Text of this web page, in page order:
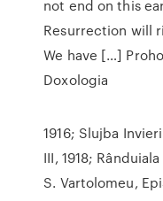
not end on this
Resurrection will
We have […]
Doxologia
1916; Slujba
III, 1918;
S. Vartolomeu,